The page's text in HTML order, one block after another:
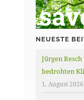
NEUESTE
Jürgen
bedrohten
1. August 2026